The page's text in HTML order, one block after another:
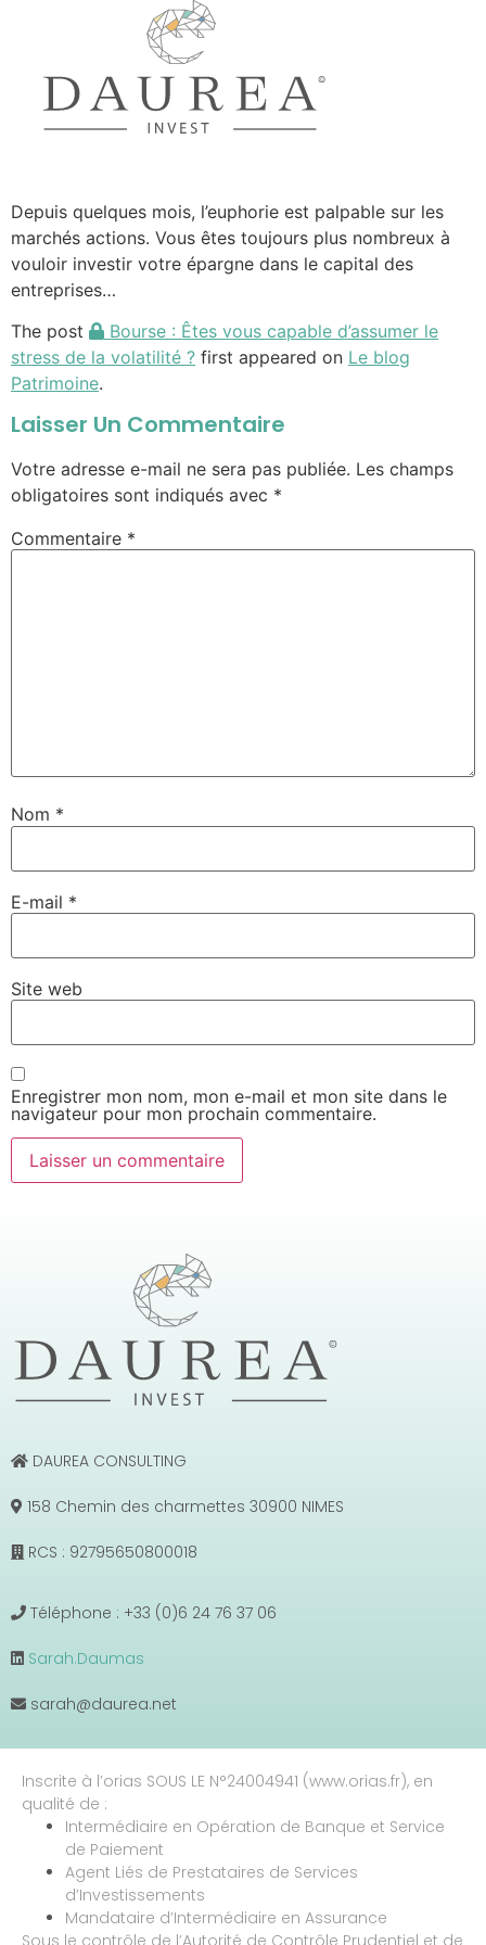
Depuis quelques mois, l’euphorie est palpable sur les
marchés actions. Vous êtes toujours plus nombreux à
vouloir investir votre épargne dans le capital des
entreprises…
The post
Bourse : Êtes vous capable d’assumer le
stress de la volatilité ? first appeared on Le blog
Patrimoine.
Laisser Un Commentaire
Votre adresse e-mail ne sera pas publiée. Les champs
obligatoires sont indiqués avec *
Commentaire *
Nom *
E-mail *
Site web
Enregistrer mon nom, mon e-mail et mon site dans le
navigateur pour mon prochain commentaire.
DAUREA CONSULTING
158 Chemin des charmettes 30900 NIMES
RCS : 92795650800018
Téléphone : +33 (0)6 24 76 37 06
Sarah.Daumas
sarah@daurea.net
Inscrite à l’orias SOUS LE N°24004941 (www.orias.fr), en
qualité de :
Intermédiaire en Opération de Banque et Service
de Paiement
Agent Liés de Prestataires de Services
d’Investissements
Mandataire d’Intermédiaire en Assurance
Sous le contrôle de l’Autorité de Contrôle Prudentiel et de